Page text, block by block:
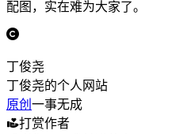
配图，实在难为大家了。
丁俊尧
丁俊尧的个人网站
原创 一事无成
打赏作者